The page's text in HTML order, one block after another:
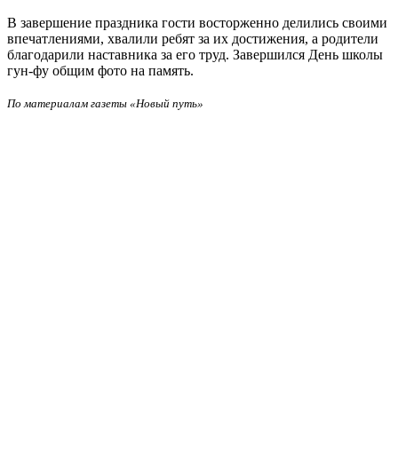
В завершение праздника гости восторженно делились своими
впечатлениями, хвалили ребят за их достижения, а родители
благодарили наставника за его труд. Завершился День школы
гун-фу общим фото на память.
По материалам газеты «Новый путь»